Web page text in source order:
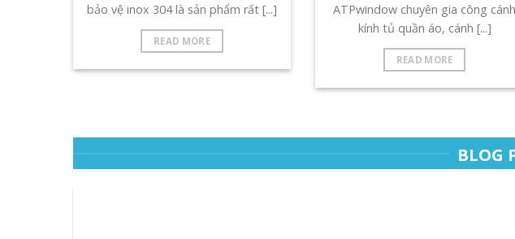
bảo vệ inox 304 là sản phẩm rất [...]
READ MORE
ATPwindow chuyên gia công cánh
kính tủ quần áo, cánh [...]
READ MORE
BLOG